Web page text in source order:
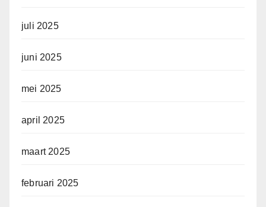
juli 2025
juni 2025
mei 2025
april 2025
maart 2025
februari 2025